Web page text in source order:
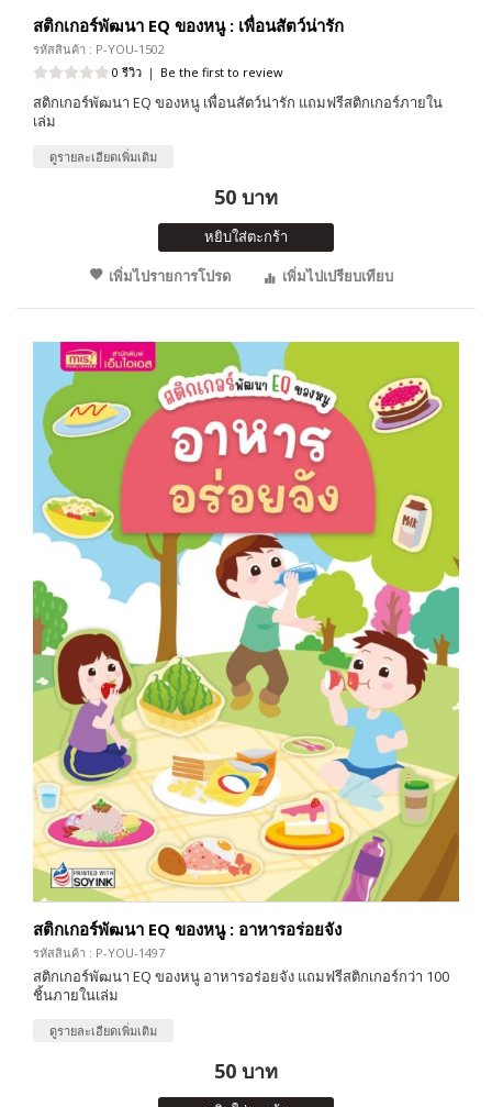
สติกเกอร์พัฒนา EQ ของหนู : เพื่อนสัตว์น่ารัก
รหัสสินค้า : P-YOU-1502
0 รีวิว | Be the first to review
สติกเกอร์พัฒนา EQ ของหนู เพื่อนสัตว์น่ารัก แถมฟรีสติกเกอร์ภายใน
เล่ม
ดูรายละเอียดเพิ่มเติม
50 บาท
หยิบใส่ตะกร้า
เพิ่มไปรายการโปรด
เพิ่มไปเปรียบเทียบ
สติกเกอร์พัฒนา EQ ของหนู : อาหารอร่อยจัง
รหัสสินค้า : P-YOU-1497
สติกเกอร์พัฒนา EQ ของหนู อาหารอร่อยจัง แถมฟรีสติกเกอร์กว่า 100
ชิ้นภายในเล่ม
ดูรายละเอียดเพิ่มเติม
50 บาท